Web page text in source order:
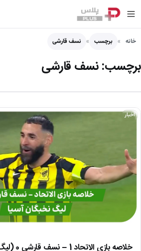
خانه برچسب نسف قارشی
برچسب:نسف قارشی
اخبار
خلاصه بازی الاتحاد 1 – نسف قارشی 0 (لیگ نخبگان آسیا)